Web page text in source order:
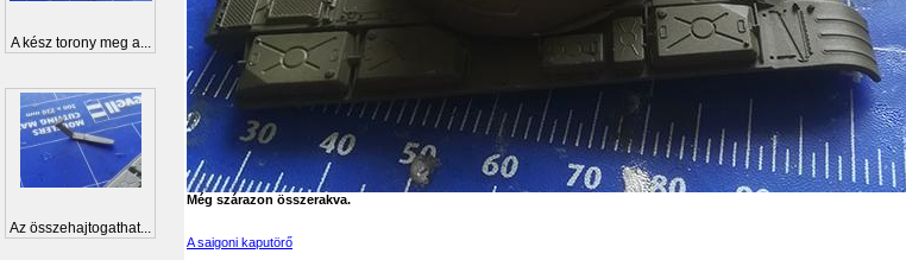
Még szárazon összerakva.
A saigoni kaputörő
A kész torony meg a...
Az összehajtogathat...